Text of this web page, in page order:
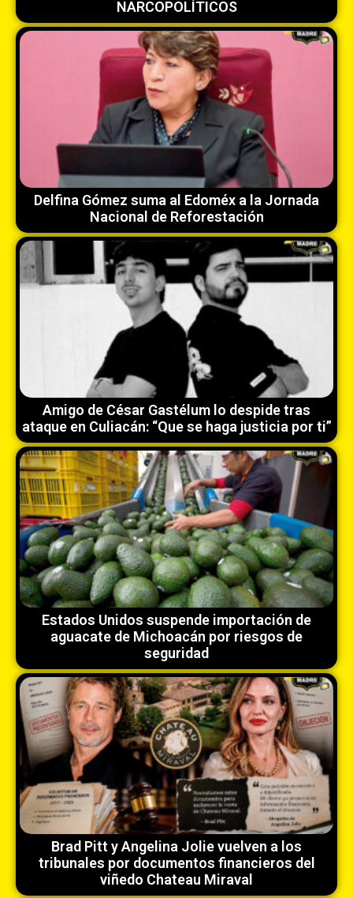
NARCOPOLÍTICOS
Delfina Gómez suma al Edoméx a la Jornada
Nacional de Reforestación
Amigo de César Gastélum lo despide tras
ataque en Culiacán: “Que se haga justicia por ti”
Estados Unidos suspende importación de
aguacate de Michoacán por riesgos de
seguridad
Brad Pitt y Angelina Jolie vuelven a los
tribunales por documentos financieros del
viñedo Chateau Miraval